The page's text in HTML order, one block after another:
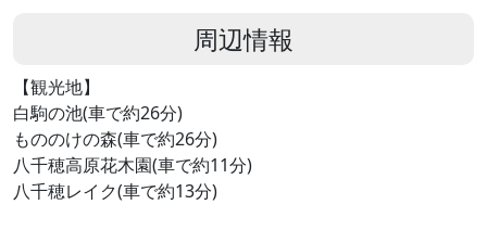
周辺情報
【観光地】
白駒の池(車で約26分)
もののけの森(車で約26分)
八千穂高原花木園(車で約11分)
八千穂レイク(車で約13分)